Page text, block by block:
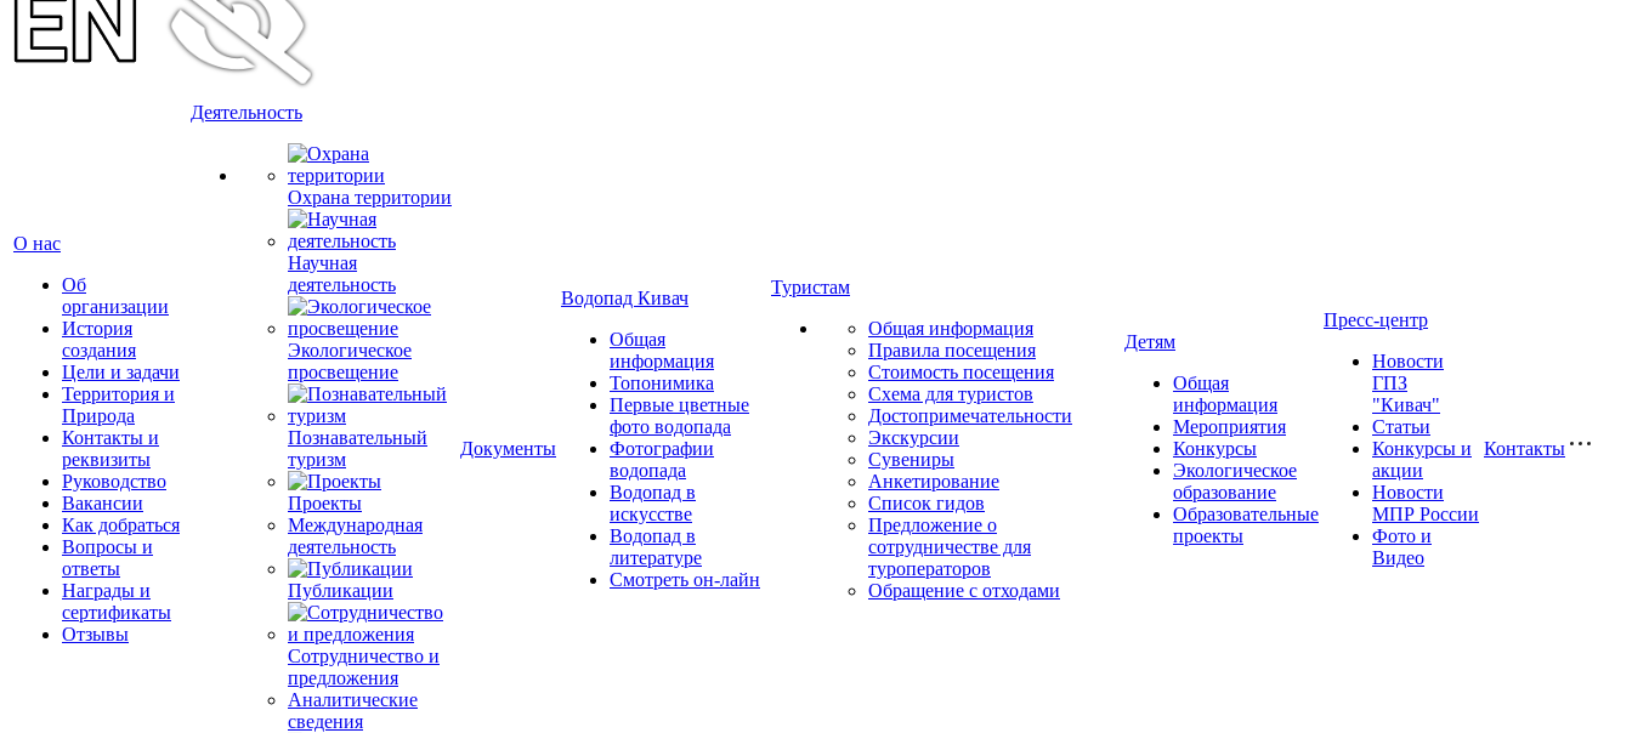
О нас
Об
организации
История
создания
Цели и задачи
Территория и
Природа
Контакты и
реквизиты
Руководство
Вакансии
Как добраться
Вопросы и
ответы
Награды и
сертификаты
Отзывы
Деятельность
Охрана территории
Научная
деятельность
Экологическое
просвещение
Познавательный
туризм
Проекты
Международная
деятельность
Публикации
Сотрудничество и
предложения
Аналитические
сведения
Документы
Водопад Кивач
Общая
информация
Топонимика
Первые цветные
фото водопада
Фотографии
водопада
Водопад в
искусстве
Водопад в
литературе
Смотреть он-лайн
Туристам
Общая информация
Правила посещения
Стоимость посещения
Схема для туристов
Достопримечательности
Экскурсии
Сувениры
Анкетирование
Список гидов
Предложение о
сотрудничестве для
туроператоров
Обращение с отходами
Детям
Общая
информация
Мероприятия
Конкурсы
Экологическое
образование
Образовательные
проекты
Пресс-центр
Новости
ГПЗ
"Кивач"
Статьи
Конкурсы и
акции
Новости
МПР России
Фото и
Видео
Контакты